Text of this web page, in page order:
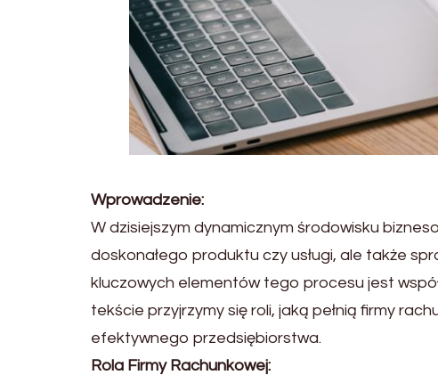
Wprowadzenie:
W dzisiejszym dynamicznym środowisku
doskonałego produktu czy usługi, ale także
kluczowych elementów tego procesu jest
tekście przyjrzymy się roli, jaką pełnią firmy
efektywnego przedsiębiorstwa.
Rola Firmy Rachunkowej: